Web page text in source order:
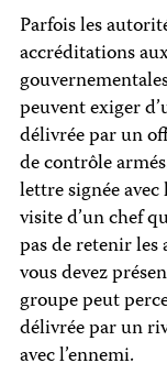
Parfois les
accréditations
peuvent exiger
délivrée par un
de contrôle
lettre signée
visite d’un chef
pas de retenir
vous devez
groupe peut
délivrée par un
avec l’ennemi.